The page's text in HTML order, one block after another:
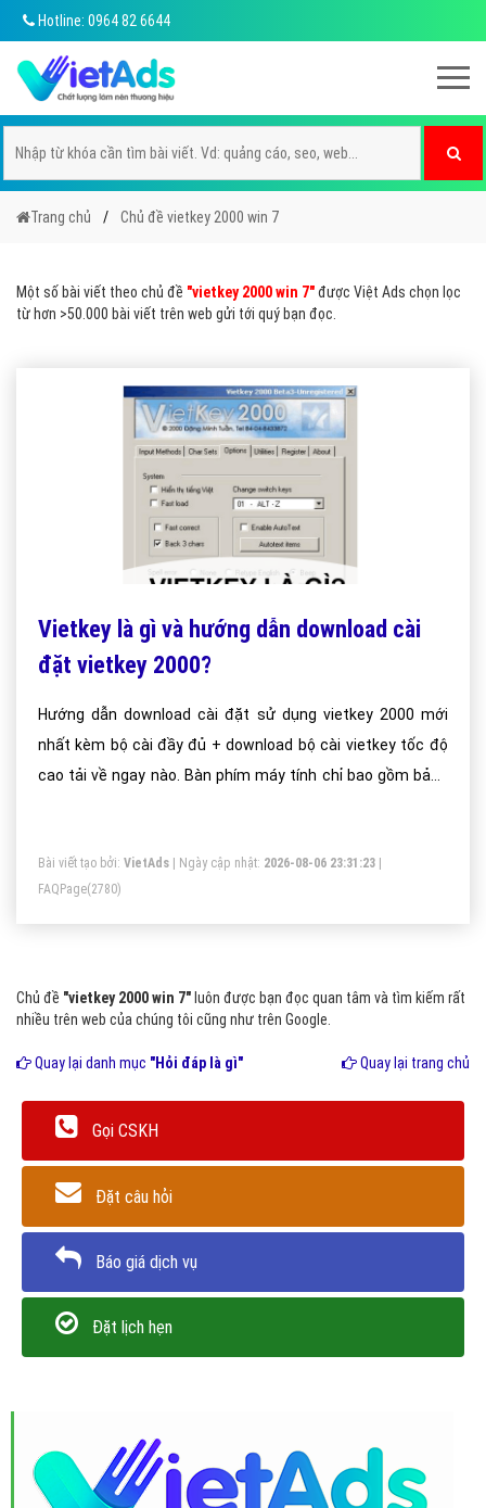
Hotline: 0964 82 6644
Trang chủ Chủ đề vietkey 2000 win 7
Một số bài viết theo chủ đề "vietkey 2000 win 7"được Việt Ads chọn lọc
từ hơn >50.000 bài viết trên web gửi tới quý bạn đọc.
Vietkey là gì và hướng dẫn download cài
đặt vietkey 2000?
Hướng dẫn download cài đặt sử dụng vietkey 2000 mới
nhất kèm bộ cài đầy đủ + download bộ cài vietkey tốc độ
cao tải về ngay nào. Bàn phím máy tính chỉ bao gồm bảng
trong bảng chữ cái Tiếng Việt.
Bài viết tạo bởi: VietAds | Ngày cập nhật: 2026-08-06 23:31:23
FAQPage(2780)
Chủ đề "vietkey 2000 win 7" luôn được bạn đọc quan tâm và tìm kiếm rất
nhiều trên web của chúng tôi cũng như trên Google.
Quay lại danh mục "Hỏi đáp là gì" Quay lại trang chủ
Gọi CSKH
Đặt câu hỏi
Báo giá dịch vụ
Đặt lịch hẹn